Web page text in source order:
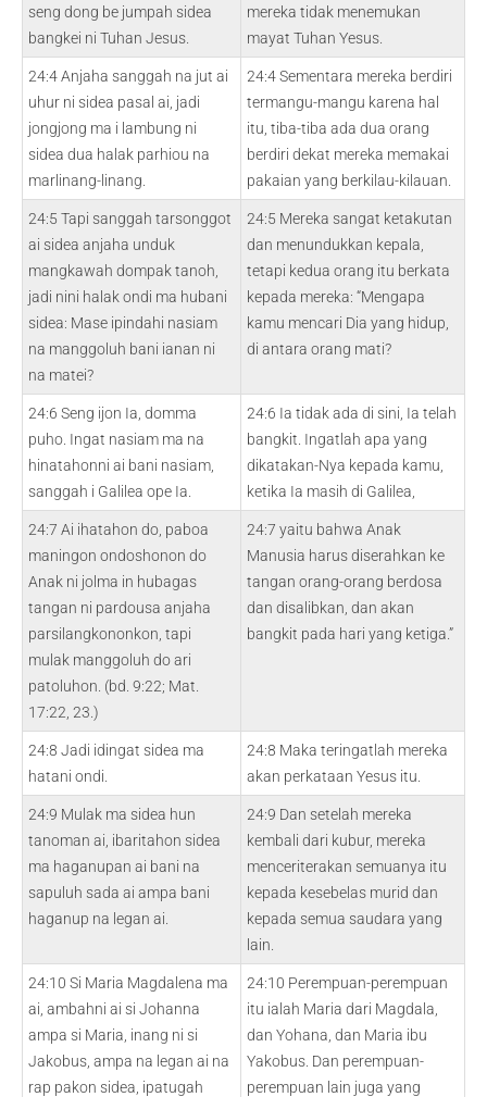
seng dong be jumpah sidea
bangkei ni Tuhan Jesus.
mereka tidak menemukan
mayat Tuhan Yesus.
24:4 Anjaha sanggah na jut ai
uhur ni sidea pasal ai, jadi
jongjong ma i lambung ni
sidea dua halak parhiou na
marlinang-linang.
24:4 Sementara mereka berdiri
termangu-mangu karena hal
itu, tiba-tiba ada dua orang
berdiri dekat mereka memakai
pakaian yang berkilau-kilauan.
24:5 Tapi sanggah tarsonggot
ai sidea anjaha unduk
mangkawah dompak tanoh,
jadi nini halak ondi ma hubani
sidea: Mase ipindahi nasiam
na manggoluh bani ianan ni
na matei?
24:5 Mereka sangat ketakutan
dan menundukkan kepala,
tetapi kedua orang itu berkata
kepada mereka: “Mengapa
kamu mencari Dia yang hidup,
di antara orang mati?
24:6 Seng ijon Ia, domma
puho. Ingat nasiam ma na
hinatahonni ai bani nasiam,
sanggah i Galilea ope Ia.
24:6 Ia tidak ada di sini, Ia telah
bangkit. Ingatlah apa yang
dikatakan-Nya kepada kamu,
ketika Ia masih di Galilea,
24:7 Ai ihatahon do, paboa
maningon ondoshonon do
Anak ni jolma in hubagas
tangan ni pardousa anjaha
parsilangkononkon, tapi
mulak manggoluh do ari
patoluhon. (bd. 9:22; Mat.
17:22, 23.)
24:7 yaitu bahwa Anak
Manusia harus diserahkan ke
tangan orang-orang berdosa
dan disalibkan, dan akan
bangkit pada hari yang ketiga.”
24:8 Jadi idingat sidea ma
hatani ondi.
24:8 Maka teringatlah mereka
akan perkataan Yesus itu.
24:9 Mulak ma sidea hun
tanoman ai, ibaritahon sidea
ma haganupan ai bani na
sapuluh sada ai ampa bani
haganup na legan ai.
24:9 Dan setelah mereka
kembali dari kubur, mereka
menceriterakan semuanya itu
kepada kesebelas murid dan
kepada semua saudara yang
lain.
24:10 Si Maria Magdalena ma
ai, ambahni ai si Johanna
ampa si Maria, inang ni si
Jakobus, ampa na legan ai na
rap pakon sidea, ipatugah
24:10 Perempuan-perempuan
itu ialah Maria dari Magdala,
dan Yohana, dan Maria ibu
Yakobus. Dan perempuan-
perempuan lain juga yang